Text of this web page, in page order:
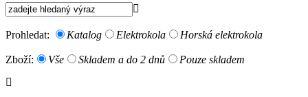
Prohledat: Katalog Elektrokola Horská elektrokola
Zboží: Vše Skladem a do 2 dnů Pouze skladem